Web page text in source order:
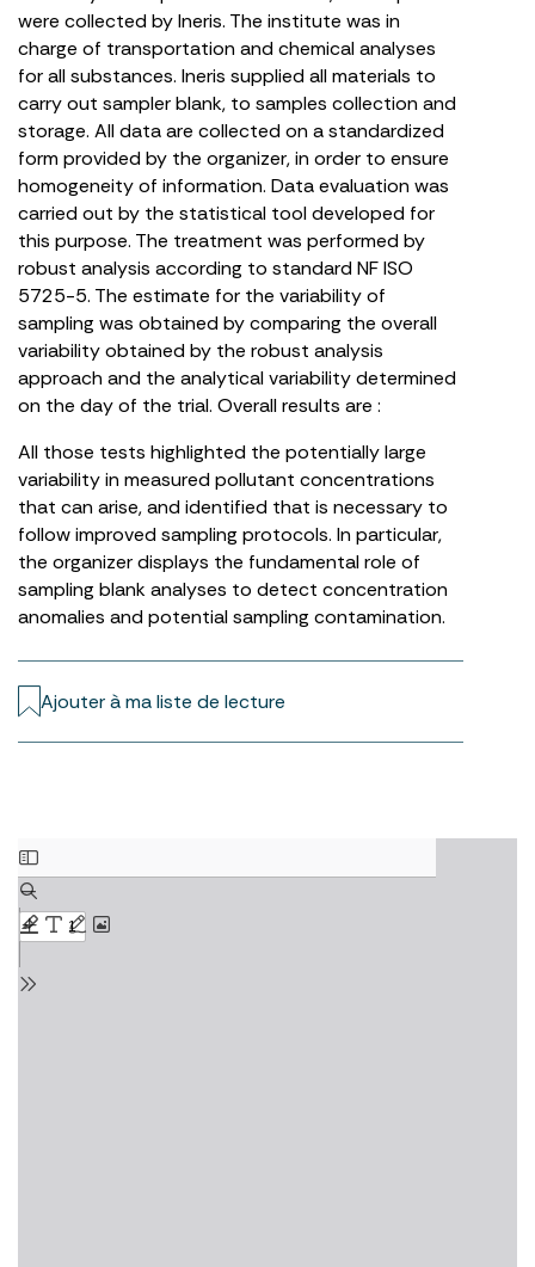
were collected by Ineris. The institute was in
charge of transportation and chemical analyses
for all substances. Ineris supplied all materials to
carry out sampler blank, to samples collection and
storage. All data are collected on a standardized
form provided by the organizer, in order to ensure
homogeneity of information. Data evaluation was
carried out by the statistical tool developed for
this purpose. The treatment was performed by
robust analysis according to standard NF ISO
5725-5. The estimate for the variability of
sampling was obtained by comparing the overall
variability obtained by the robust analysis
approach and the analytical variability determined
on the day of the trial. Overall results are :
All those tests highlighted the potentially large
variability in measured pollutant concentrations
that can arise, and identified that is necessary to
follow improved sampling protocols. In particular,
the organizer displays the fundamental role of
sampling blank analyses to detect concentration
anomalies and potential sampling contamination.
Ajouter à ma liste de lecture